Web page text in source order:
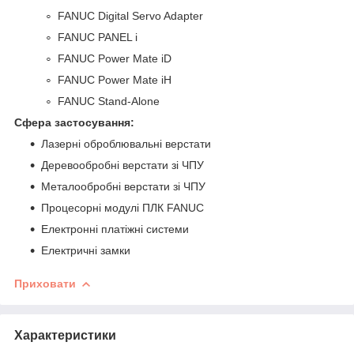
FANUC Digital Servo Adapter
FANUC PANEL i
FANUC Power Mate iD
FANUC Power Mate iH
FANUC Stand-Alone
Сфера застосування:
Лазерні оброблювальні верстати
Деревообробні верстати зі ЧПУ
Металообробні верстати зі ЧПУ
Процесорні модулі ПЛК FANUC
Електронні платіжні системи
Електричні замки
Приховати
Характеристики